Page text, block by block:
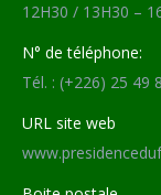
12H30 / 13H30 –
N° de téléphone:
Tél. : (+226) 25 49
URL site web